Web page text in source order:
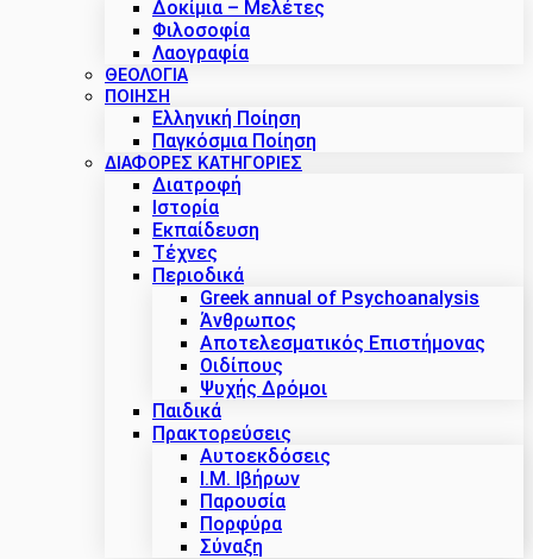
Δοκίμια – Μελέτες
Φιλοσοφία
Λαογραφία
ΘΕΟΛΟΓΙΑ
ΠΟΙΗΣΗ
Ελληνική Ποίηση
Παγκόσμια Ποίηση
ΔΙΑΦΟΡΕΣ ΚΑΤΗΓΟΡΙΕΣ
Διατροφή
Ιστορία
Εκπαίδευση
Τέχνες
Περιοδικά
Greek annual of Psychoanalysis
Άνθρωπος
Αποτελεσματικός Επιστήμονας
Οιδίπους
Ψυχής Δρόμοι
Παιδικά
Πρακτoρεύσεις
Αυτοεκδόσεις
Ι.Μ. Ιβήρων
Παρουσία
Πορφύρα
Σύναξη